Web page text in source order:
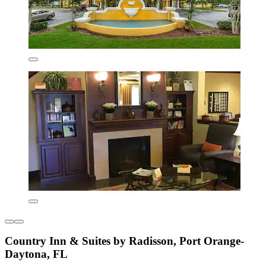
Country Inn & Suites by Radisson, Port Orange-
Daytona, FL